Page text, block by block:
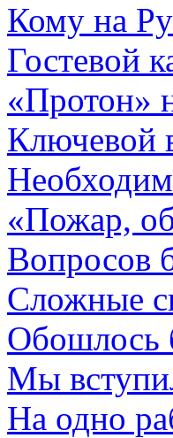
Кому на
Гостевой
«Протон»
Ключевой
«Пожар,
Вопросов
Сложные
Обошлось
Мы
На одно